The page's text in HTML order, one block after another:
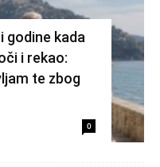
godine kada
i rekao:
te zbog
0